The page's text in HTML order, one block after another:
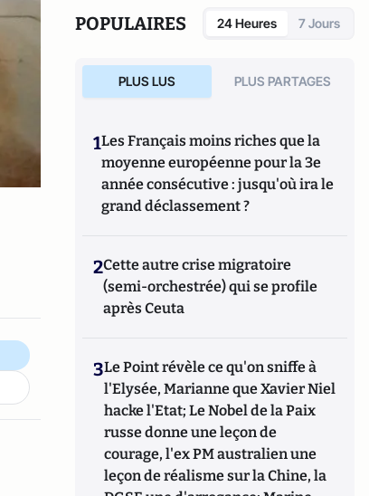
POPULAIRES 24 Heures 7 Jours
PLUS LUS PLUS PARTAGES
1Les Français moins riches que la
moyenne européenne pour la 3e
année consécutive : jusqu'où ira le
grand déclassement ?
2Cette autre crise migratoire
(semi-orchestrée) qui se profile
après Ceuta
3Le Point révèle ce qu'on sniffe à
l'Elysée, Marianne que Xavier Niel
hacke l'Etat; Le Nobel de la Paix
russe donne une leçon de
courage, l'ex PM australien une
leçon de réalisme sur la Chine, la